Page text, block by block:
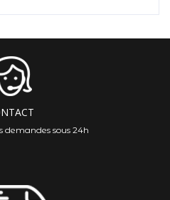
demandes sous 24h